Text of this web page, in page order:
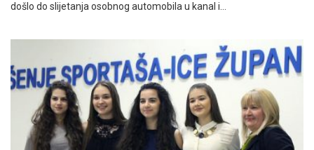
došlo do slijetanja osobnog automobila u kanal i…